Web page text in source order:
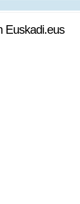
Euskadi.eus